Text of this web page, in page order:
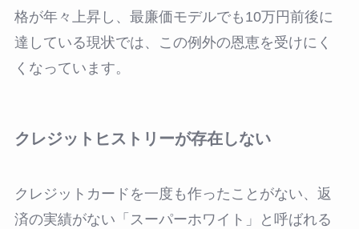
格が年々上昇し、最廉価モデルでも10万円前後に
達している現状では、この例外の恩恵を受けにく
くなっています。
クレジットヒストリーが存在しない
クレジットカードを一度も作ったことがない、返
済の実績がない「スーパーホワイト」と呼ばれる